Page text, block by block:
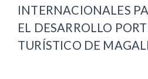
INTERNACIONALES
EL DESARROLLO
TURÍSTICO DE